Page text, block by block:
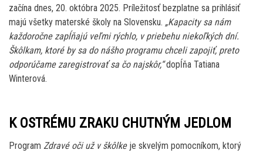
začína dnes, 20. októbra 2025. Príležitosť bezplatne sa prihlásiť
majú všetky materské školy na Slovensku. „Kapacity sa nám
každoročne zapĺňajú veľmi rýchlo, v priebehu niekoľkých dní.
Škôlkam, ktoré by sa do nášho programu chceli zapojiť, preto
odporúčame zaregistrovať sa čo najskôr,“dopĺňa Tatiana
Winterová.
K OSTRÉMU ZRAKU CHUTNÝM JEDLOM
Program Zdravé oči už v škôlkeje skvelým pomocníkom, ktorý